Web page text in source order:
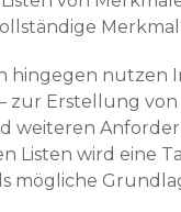
hingegen nutzen
zur Erstellung
weiteren
Listen wird eine
mögliche